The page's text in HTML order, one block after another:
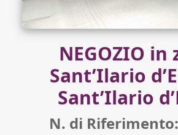
NEGOZIO in
Sant’Ilario
Sant’Ilario
N. di Riferimento: